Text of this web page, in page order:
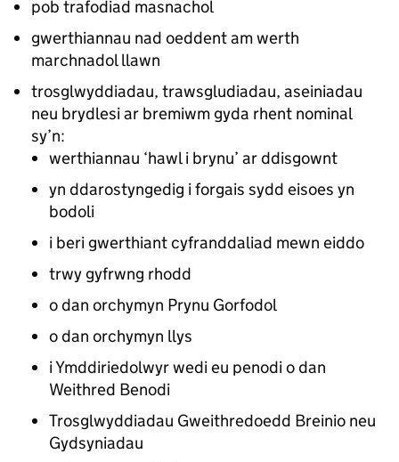
pob trafodiad masnachol
gwerthiannau nad oeddent am werth
marchnadol llawn
trosglwyddiadau, trawsgludiadau, aseiniadau
neu brydlesi ar bremiwm gyda rhent nominal
sy’n:
werthiannau ‘hawl i brynu’ ar ddisgownt
yn ddarostyngedig i forgais sydd eisoes yn
bodoli
i beri gwerthiant cyfranddaliad mewn eiddo
trwy gyfrwng rhodd
o dan orchymyn Prynu Gorfodol
o dan orchymyn llys
i Ymddiriedolwyr wedi eu penodi o dan
Weithred Benodi
Trosglwyddiadau Gweithredoedd Breinio neu
Gydsyniadau